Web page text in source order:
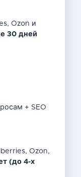
Ozon и
30 дней
+ SEO
Ozon,
(до 4-х